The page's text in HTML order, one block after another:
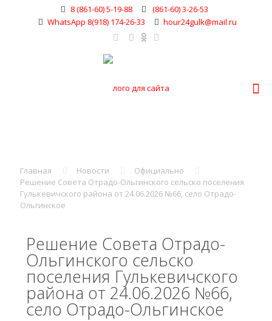
8 (861-60) 5-19-88
(861-60) 3-26-53
WhatsApp 8(918) 174-26-33
hour24gulk@mail.ru
Главная Новости
Официально
Решение Совета Отрадо-Ольгинского сельско поселения
Гулькевичского района от 24.06.2026 №66, село Отрадо-
Ольгинское
Решение Совета Отрадо-
Ольгинского сельско
поселения Гулькевичского
района от 24.06.2026 №66,
село Отрадо-Ольгинское